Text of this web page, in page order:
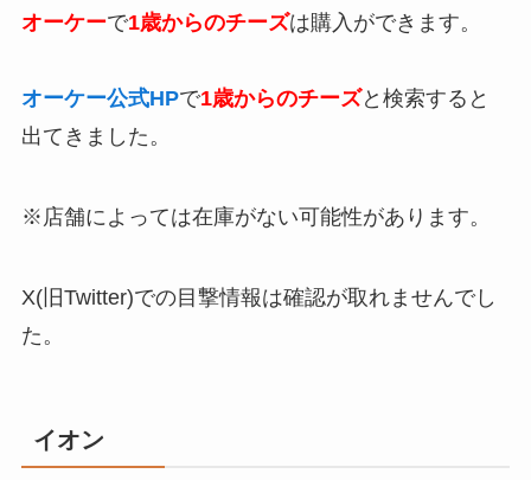
オーケーで1歳からのチーズは購入ができます。
オーケー公式HPで1歳からのチーズと検索すると
出てきました。
※店舗によっては在庫がない可能性があります。
X(旧Twitter)での目撃情報は確認が取れませんでし
た。
イオン